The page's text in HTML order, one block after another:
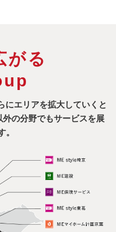
がる
にエリアを拡大していくと
の分野でもサービスを展
。